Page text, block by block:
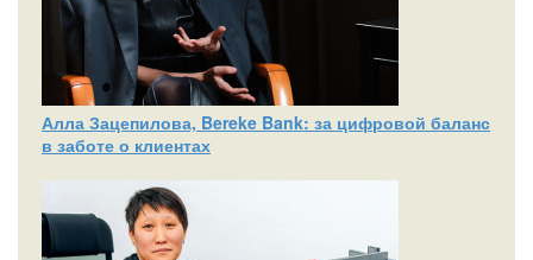
Алла Зацепилова, Bereke Bank: за цифровой баланс
в заботе о клиентах